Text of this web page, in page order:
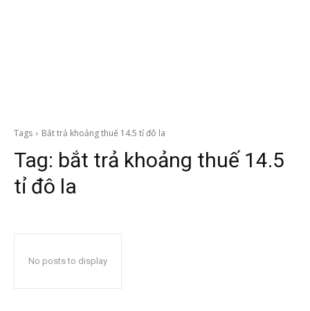
Tags Bắt trả khoảng thuế 14.5 tỉ đô la
Tag: bắt trả khoảng thuế 14.5
tỉ đô la
No posts to display